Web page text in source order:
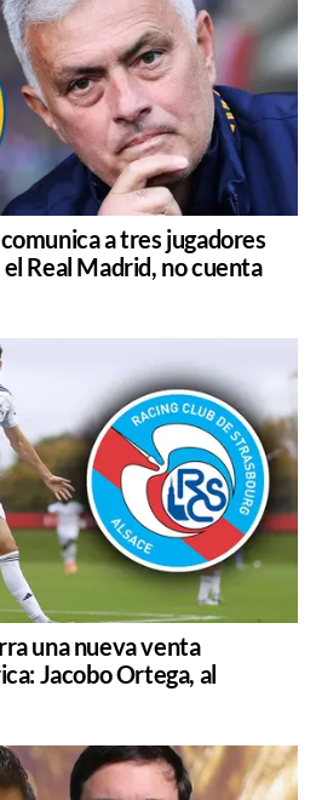
a tres jugadores
Real Madrid, no cuenta
una nueva venta
Jacobo Ortega, al